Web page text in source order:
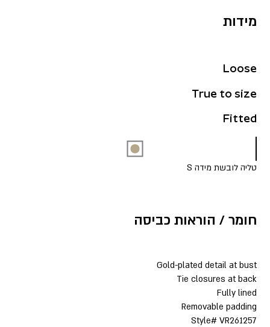
מידות
Loose
True to size
Fitted
טליה לובשת מידה S
חומר / הוראות כביסה
Gold-plated detail at bust
Tie closures at back
Fully lined
Removable padding
Style# VR261257